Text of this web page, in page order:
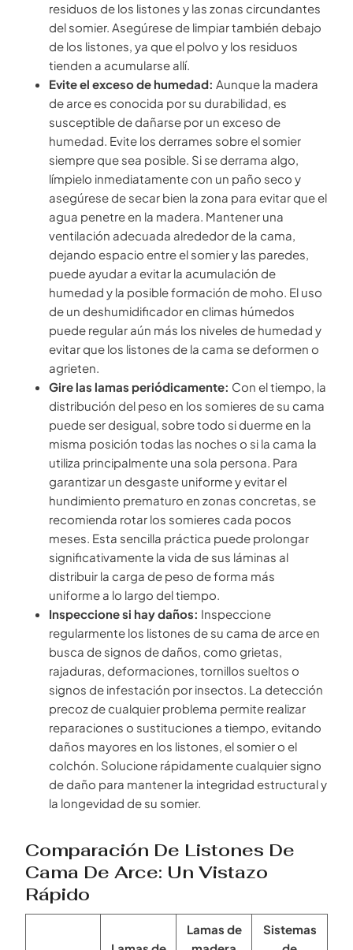
residuos de los listones y las zonas circundantes
del somier. Asegúrese de limpiar también debajo
de los listones, ya que el polvo y los residuos
tienden a acumularse allí.
Evite el exceso de humedad: Aunque la madera
de arce es conocida por su durabilidad, es
susceptible de dañarse por un exceso de
humedad. Evite los derrames sobre el somier
siempre que sea posible. Si se derrama algo,
límpielo inmediatamente con un paño seco y
asegúrese de secar bien la zona para evitar que el
agua penetre en la madera. Mantener una
ventilación adecuada alrededor de la cama,
dejando espacio entre el somier y las paredes,
puede ayudar a evitar la acumulación de
humedad y la posible formación de moho. El uso
de un deshumidificador en climas húmedos
puede regular aún más los niveles de humedad y
evitar que los listones de la cama se deformen o
agrieten.
Gire las lamas periódicamente: Con el tiempo, la
distribución del peso en los somieres de su cama
puede ser desigual, sobre todo si duerme en la
misma posición todas las noches o si la cama la
utiliza principalmente una sola persona. Para
garantizar un desgaste uniforme y evitar el
hundimiento prematuro en zonas concretas, se
recomienda rotar los somieres cada pocos
meses. Esta sencilla práctica puede prolongar
significativamente la vida de sus láminas al
distribuir la carga de peso de forma más
uniforme a lo largo del tiempo.
Inspeccione si hay daños: Inspeccione
regularmente los listones de su cama de arce en
busca de signos de daños, como grietas,
rajaduras, deformaciones, tornillos sueltos o
signos de infestación por insectos. La detección
precoz de cualquier problema permite realizar
reparaciones o sustituciones a tiempo, evitando
daños mayores en los listones, el somier o el
colchón. Solucione rápidamente cualquier signo
de daño para mantener la integridad estructural y
la longevidad de su somier.
Comparación De Listones De
Cama De Arce: Un Vistazo
Rápido
Lamas de
Sistemas